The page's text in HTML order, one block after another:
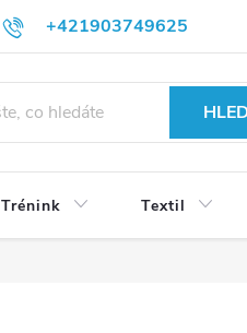
+421903749625
Trénink Textil